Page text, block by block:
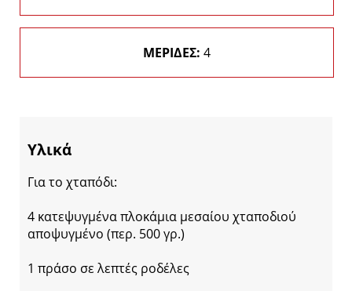
ΜΕΡΙΔΕΣ: 4
Υλικά
Για το χταπόδι:
4 κατεψυγμένα πλοκάμια μεσαίου χταποδιού
αποψυγμένο (περ. 500 γρ.)
1 πράσο σε λεπτές ροδέλες